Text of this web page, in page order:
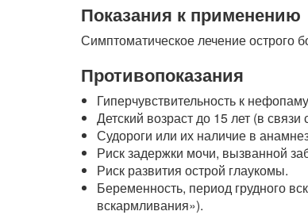
Показания к применению
Симптоматическое лечение острого
Противопоказания
Гиперчувствительность к
Детский возраст до 15 лет (в
Судороги или их наличие в
Риск задержки мочи, вызванной
Риск развития острой глаукомы.
Беременность, период грудного
вскармливания»).